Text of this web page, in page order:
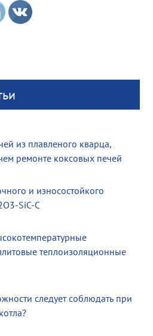
из плавленого кварца,
ремонте коксовых печей
и износостойкого
SiC-C
теплоизоляционные
следует соблюдать при